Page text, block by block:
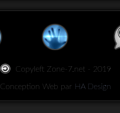
Copyleft Zone-7.net - 2019
Conception Web par HA Design